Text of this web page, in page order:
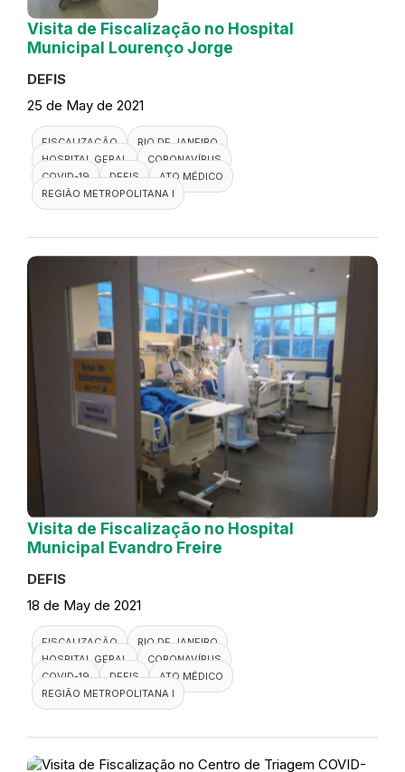
Visita de Fiscalização no Hospital
Municipal Lourenço Jorge
DEFIS
25 de May de 2021
FISCALIZAÇÃO
RIO DE JANEIRO
HOSPITAL GERAL
CORONAVÍRUS
COVID-19
DEFIS
ATO MÉDICO
REGIÃO METROPOLITANA I
Visita de Fiscalização no Hospital
Municipal Evandro Freire
DEFIS
18 de May de 2021
FISCALIZAÇÃO
RIO DE JANEIRO
HOSPITAL GERAL
CORONAVÍRUS
COVID-19
DEFIS
ATO MÉDICO
REGIÃO METROPOLITANA I